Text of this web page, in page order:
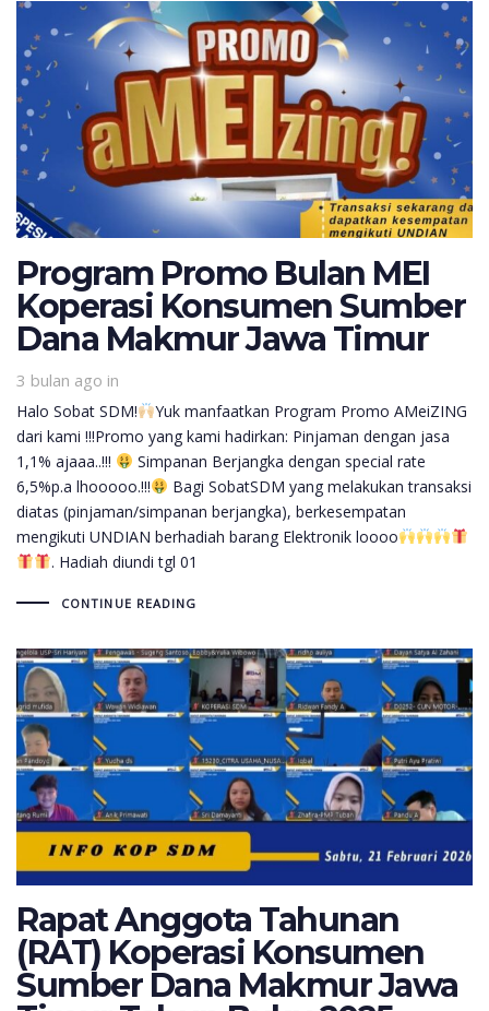
Program Promo Bulan MEI
Koperasi Konsumen Sumber
Dana Makmur Jawa Timur
3 bulan ago in
Halo Sobat SDM!
Yuk manfaatkan Program Promo AMeiZING
dari kami !!!Promo yang kami hadirkan: Pinjaman dengan jasa
1,1% ajaaa..!!!
Simpanan Berjangka dengan special rate
6,5%p.a lhooooo.!!!
Bagi SobatSDM yang melakukan transaksi
diatas (pinjaman/simpanan berjangka), berkesempatan
mengikuti UNDIAN berhadiah barang Elektronik loooo
. Hadiah diundi tgl 01
CONTINUE READING
Rapat Anggota Tahunan
(RAT) Koperasi Konsumen
Sumber Dana Makmur Jawa